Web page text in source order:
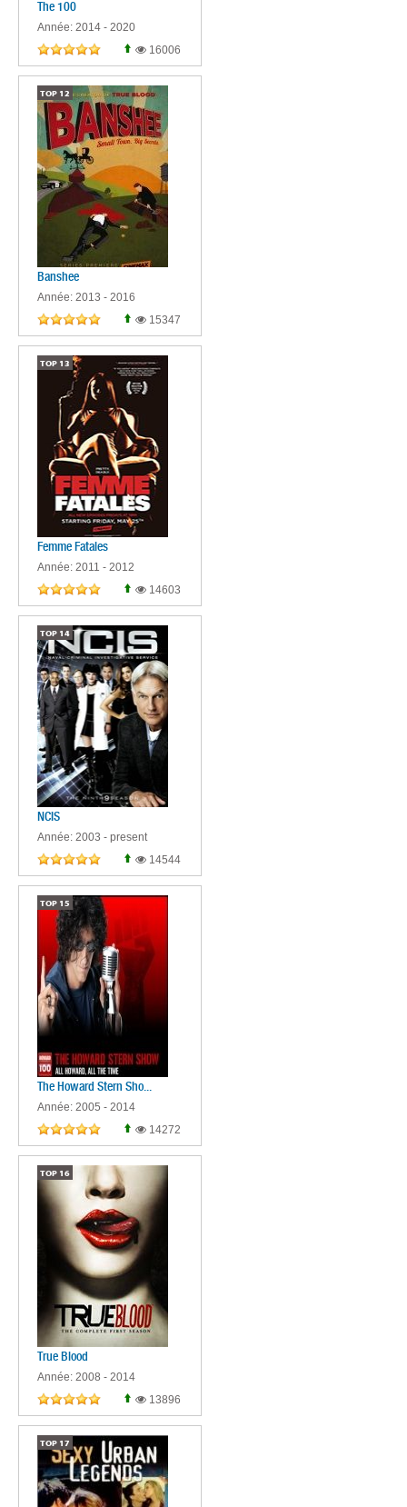
The 100
Année: 2014 - 2020
16006
TOP 12
Banshee
Année: 2013 - 2016
15347
TOP 13
Femme Fatales
Année: 2011 - 2012
14603
TOP 14
NCIS
Année: 2003 - present
14544
TOP 15
The Howard Stern Sho...
Année: 2005 - 2014
14272
TOP 16
True Blood
Année: 2008 - 2014
13896
TOP 17